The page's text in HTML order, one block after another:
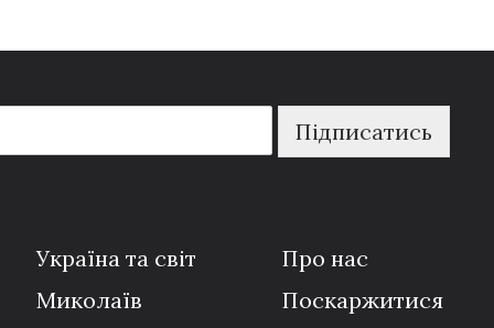
Підписатись
Україна та світ
Миколаїв
Про нас
Поскаржитися